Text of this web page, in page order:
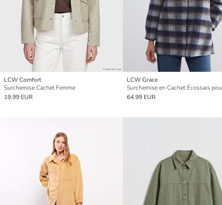
LCW Comfort
Surchemise Cachet Femme
19.99 EUR
LCW Grace
64.99 EUR